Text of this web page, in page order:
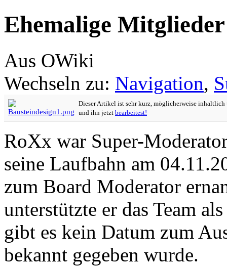
Ehemalige
Aus OWiki
Wechseln zu: Navigation,
Dieser Artikel ist sehr kurz, möglicherweise
und ihn jetzt bearbeitest!
RoXx war Super-
seine Laufbahn am
zum Board Moderator
unterstützte er das Team
gibt es kein Datum zum
bekannt gegeben wurde.